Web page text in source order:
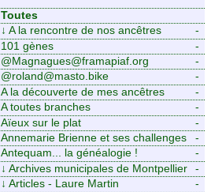
Toutes
-
↓ A la rencontre de nos ancêtres
-
101 gènes
-
@Magnagues@framapiaf.org
-
@roland@masto.bike
-
A la découverte de mes ancêtres
-
A toutes branches
-
Aïeux sur le plat
-
Annemarie Brienne et ses challenges
de A à Z
-
Antequam... la généalogie !
-
↓ Archives municipales de Montpellier
-
↓ Articles - Laure Martin